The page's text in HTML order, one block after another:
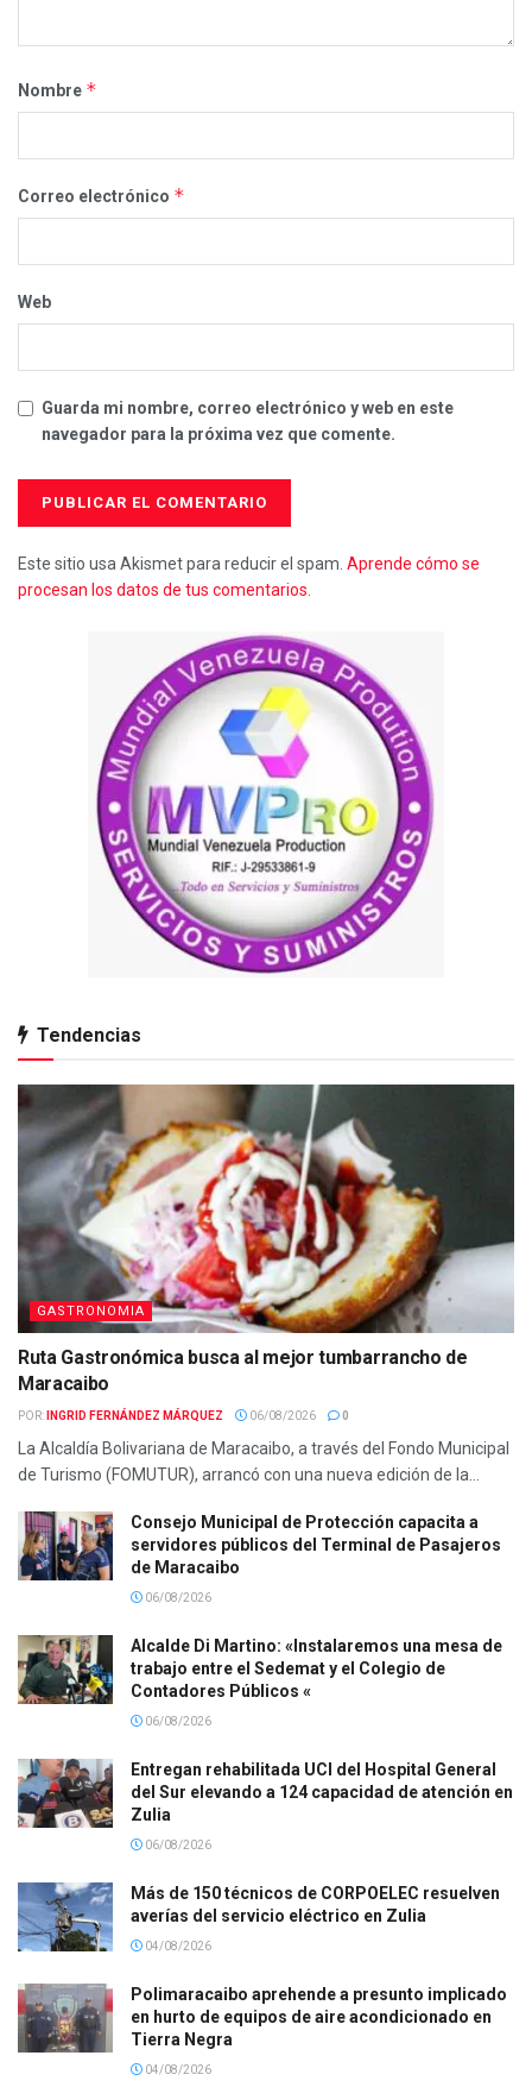
Nombre *
Correo electrónico *
Web
Guarda mi nombre, correo electrónico y web en este
navegador para la próxima vez que comente.
Este sitio usa Akismet para reducir el spam. Aprende cómo se
procesan los datos de tus comentarios.
Tendencias
GASTRONOMIA
Ruta Gastronómica busca al mejor tumbarrancho de
Maracaibo
POR: INGRID FERNÁNDEZ MÁRQUEZ 06/08/2026 0
La Alcaldía Bolivariana de Maracaibo, a través del Fondo Municipal
de Turismo (FOMUTUR), arrancó con una nueva edición de la...
Consejo Municipal de Protección capacita a
servidores públicos del Terminal de Pasajeros
de Maracaibo
06/08/2026
Alcalde Di Martino: «Instalaremos una mesa de
trabajo entre el Sedemat y el Colegio de
Contadores Públicos «
06/08/2026
Entregan rehabilitada UCI del Hospital General
del Sur elevando a 124 capacidad de atención en
Zulia
06/08/2026
Más de 150 técnicos de CORPOELEC resuelven
averías del servicio eléctrico en Zulia
04/08/2026
Polimaracaibo aprehende a presunto implicado
en hurto de equipos de aire acondicionado en
Tierra Negra
04/08/2026